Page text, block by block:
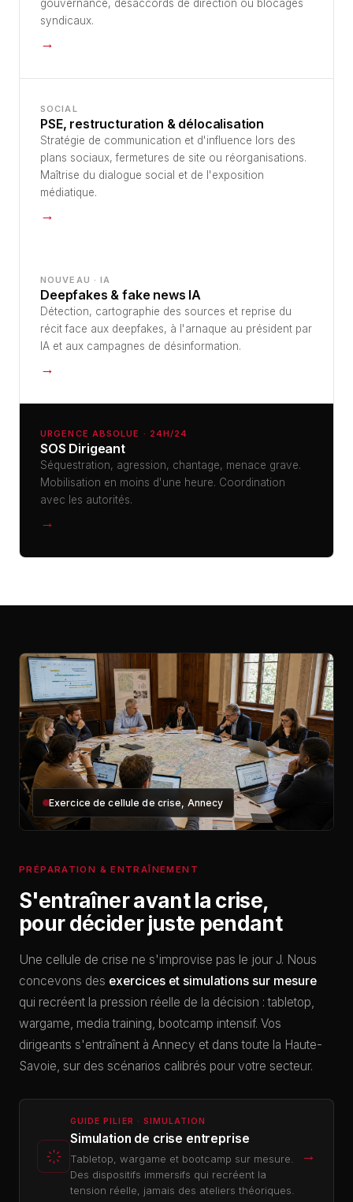
gouvernance, désaccords de direction ou blocages
syndicaux.
→
SOCIAL
PSE, restructuration & délocalisation
Stratégie de communication et d'influence lors des
plans sociaux, fermetures de site ou réorganisations.
Maîtrise du dialogue social et de l'exposition
médiatique.
→
NOUVEAU · IA
Deepfakes & fake news IA
Détection, cartographie des sources et reprise du
récit face aux deepfakes, à l'arnaque au président par
IA et aux campagnes de désinformation.
→
URGENCE ABSOLUE · 24H/24
SOS Dirigeant
Séquestration, agression, chantage, menace grave.
Mobilisation en moins d'une heure. Coordination
avec les autorités.
→
Exercice de cellule de crise, Annecy
PRÉPARATION & ENTRAÎNEMENT
S'entraîner avant la crise,
pour décider juste pendant
Une cellule de crise ne s'improvise pas le jour J. Nous
concevons des exercices et simulations sur mesure
qui recréent la pression réelle de la décision : tabletop,
wargame, media training, bootcamp intensif. Vos
dirigeants s'entraînent à Annecy et dans toute la Haute-
Savoie, sur des scénarios calibrés pour votre secteur.
GUIDE PILIER · SIMULATION
Simulation de crise entreprise
Tabletop, wargame et bootcamp sur mesure.
Des dispositifs immersifs qui recréent la
tension réelle, jamais des ateliers théoriques.
→